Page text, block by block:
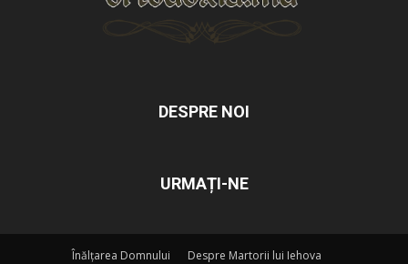
DESPRE NOI
URMAȚI-NE
Înălțarea Domnului
Despre Martorii lui Iehova